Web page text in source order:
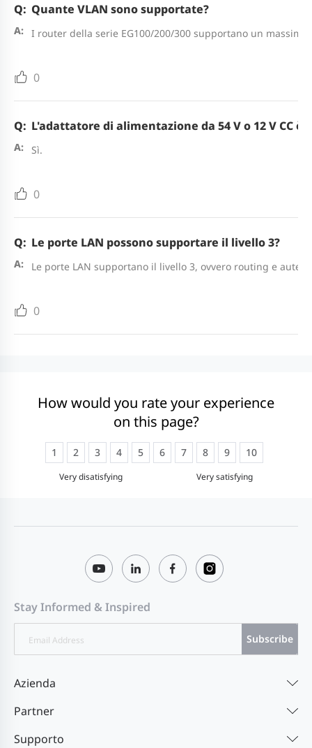
Quante VLAN sono supportate?
I router della serie EG100/200/300 supportano un massimo
0
L'adattatore di alimentazione da 54 V o 12 V CC
Sì.
0
Le porte LAN possono supportare il livello 3?
Le porte LAN supportano il livello 3, ovvero routing e
0
How would you rate your experience
on this page?
Very disatisfying
1 2 3 4 5 6 7 8 9 10
Very satisfying
Stay Informed & Inspired
Subscribe
Azienda
Partner
Supporto